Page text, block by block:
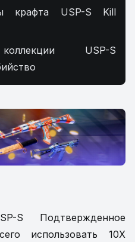
крафта USP-S Kill
USP-S
S Подтвержденное
использовать 10X